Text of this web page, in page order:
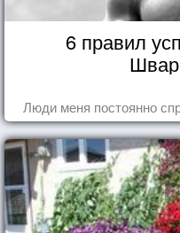
6 правил
Люди меня постоянно